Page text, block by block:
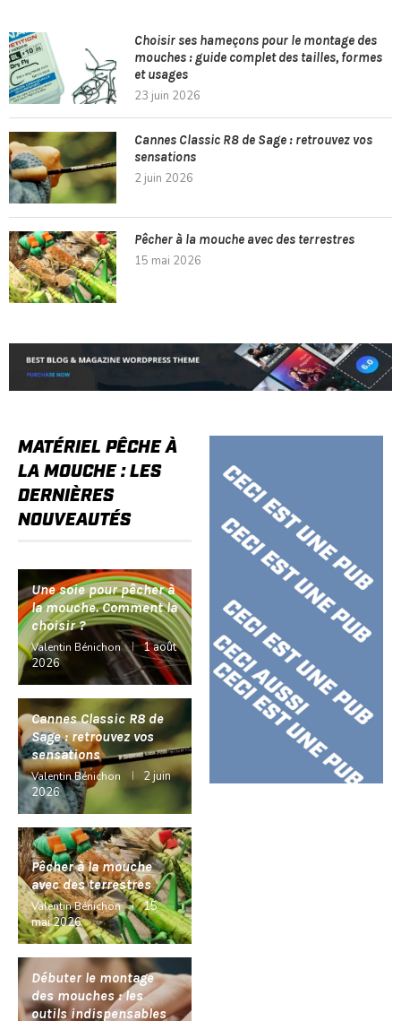
Choisir ses hameçons pour le montage des
mouches : guide complet des tailles, formes
et usages
23 juin 2026
Cannes Classic R8 de Sage : retrouvez vos
sensations
2 juin 2026
Pêcher à la mouche avec des terrestres
15 mai 2026
MATÉRIEL PÊCHE À
LA MOUCHE : LES
DERNIÈRES
NOUVEAUTÉS
Une soie pour pêcher à
la mouche. Comment la
choisir ?
Valentin Bénichon
1 août
2026
Cannes Classic R8 de
Sage : retrouvez vos
sensations
Valentin Bénichon
2 juin
2026
Pêcher à la mouche
avec des terrestres
Valentin Bénichon
15
mai 2026
Débuter le montage
des mouches : les
outils indispensables